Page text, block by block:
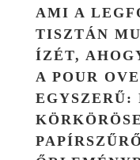
AMI A
TISZTÁN
ÍZÉT,
A POUR
EGYSZERŰ: